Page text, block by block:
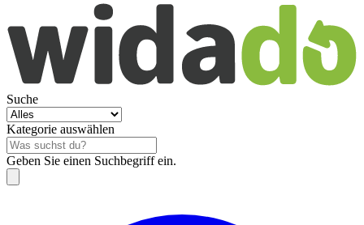
Suche
Kategorie auswählen
Geben Sie einen Suchbegriff ein.